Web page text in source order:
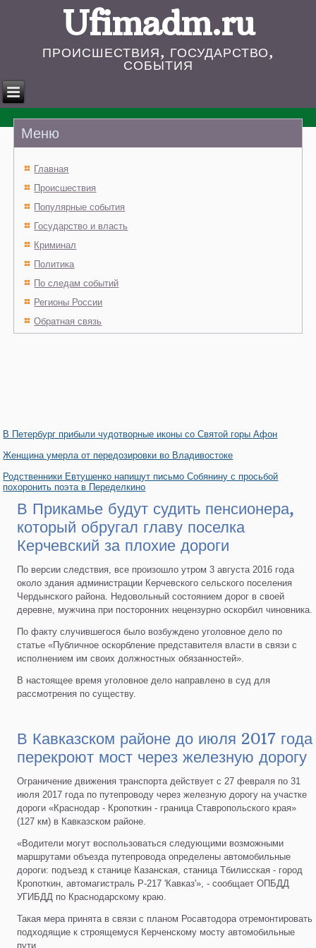
Ufimadm.ru
ПРОИСШЕСТВИЯ, ГОСУДАРСТВО,
СОБЫТИЯ
Меню
Главная
Происшествия
Популярные события
Государство и власть
Криминал
Политика
По следам событий
Регионы России
Обратная связь
В Петербург прибыли чудотворные иконы со Святой горы Афон
Женщина умерла от передозировки во Владивостоке
Родственники Евтушенко напишут письмо Собянину с просьбой
похоронить поэта в Переделкино
В Прикамье будут судить пенсионера,
который обругал главу поселка
Керчевский за плохие дороги
По версии следствия, все произошло утром 3 августа 2016 года
около здания администрации Керчевского сельского поселения
Чердынского района. Недовольный состоянием дорог в своей
деревне, мужчина при посторонних нецензурно оскорбил чиновника.
По факту случившегося было возбуждено уголовное дело по
статье «Публичное оскорбление представителя власти в связи с
исполнением им своих должностных обязанностей».
В настоящее время уголовное дело направлено в суд для
рассмотрения по существу.
В Кавказском районе до июля 2017 года
перекроют мост через железную дорогу
Ограничение движения транспорта действует с 27 февраля по 31
июля 2017 года по путепроводу через железную дорогу на участке
дороги «Краснодар - Кропоткин - граница Ставропольского края»
(127 км) в Кавказском районе.
«Водители могут воспользоваться следующими возможными
маршрутами объезда путепровода определены автомобильные
дороги: подъезд к станице Казанская, станица Тбилисская - город
Кропоткин, автомагистраль Р-217 'Кавказ'», - сообщает ОПБДД
УГИБДД по Краснодарскому краю.
Такая мера принята в связи с планом Росавтодора отремонтировать
подходящие к строящемуся Керченскому мосту автомобильные
пути.